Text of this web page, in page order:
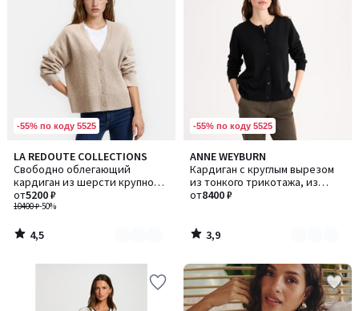
-55% по коду 5525
LA REDOUTE COLLECTIONS
Свободно облегающий
кардиган из шерсти крупной
вязки
10400 ₽-50%
от5200 ₽
4,5
/ 5
Количество
цветов:
2
4,5
/
-55% по коду 5525
ANNE WEYBURN
Кардиган с круглым вырезом
из тонкого трикотажа, из
смесовой шерсти
от8400 ₽
3,9
/ 5
Количество
цветов:
2
3,9
/